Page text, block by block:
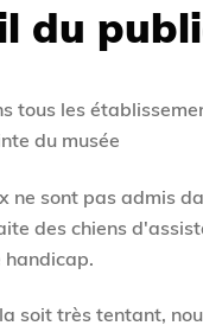
du
tous les
du musée
ne sont pas admis
des chiens
handicap.
soit très tentant,